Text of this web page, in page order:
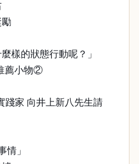
勵
樣的狀態行動呢？」
薦小物②
踐家 向井上新八先生請
情」